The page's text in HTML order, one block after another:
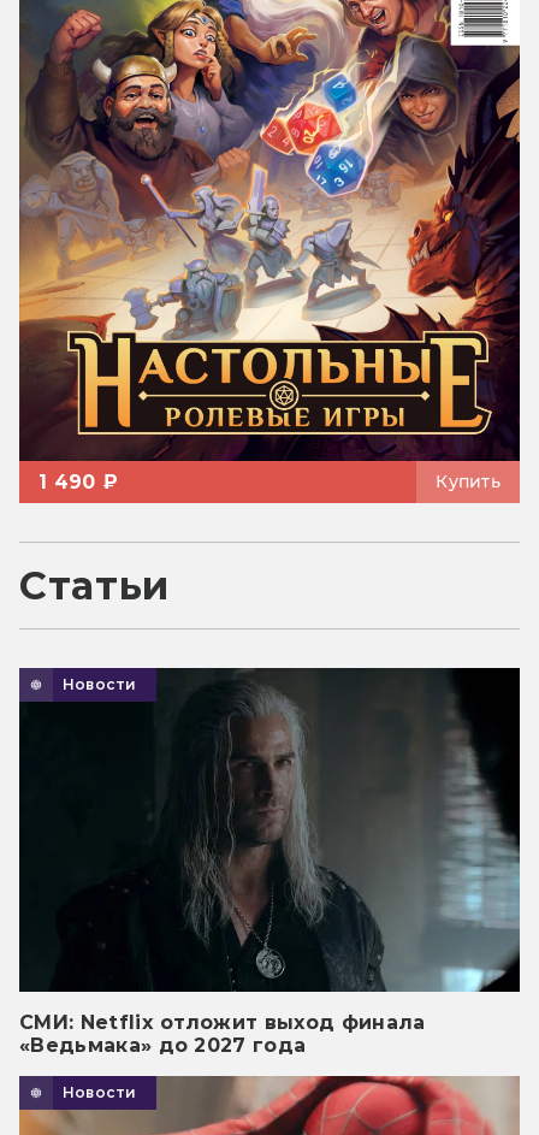
1 490 ₽ Купить
Статьи
Новости
СМИ: Netflix отложит выход финала
«Ведьмака» до 2027 года
Новости